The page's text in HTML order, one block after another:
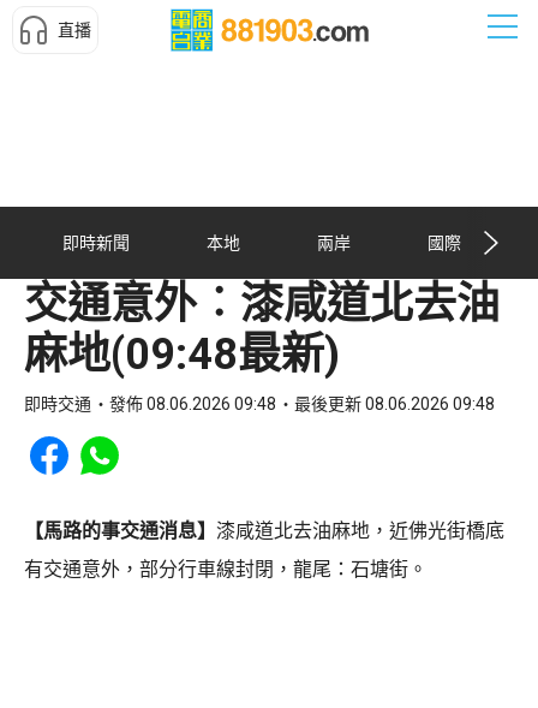
直播
即時新聞 本地 兩岸 國際
交通意外︰漆咸道北去油
麻地(09:48最新)
即時交通 發佈 08.06.2026 09:48 最後更新 08.06.2026 09:48
Share to Facebook
Share to WhatsApp
【馬路的事交通消息】 漆咸道北去油麻地，近佛光街橋底
有交通意外，部分行車線封閉，龍尾：石塘街。